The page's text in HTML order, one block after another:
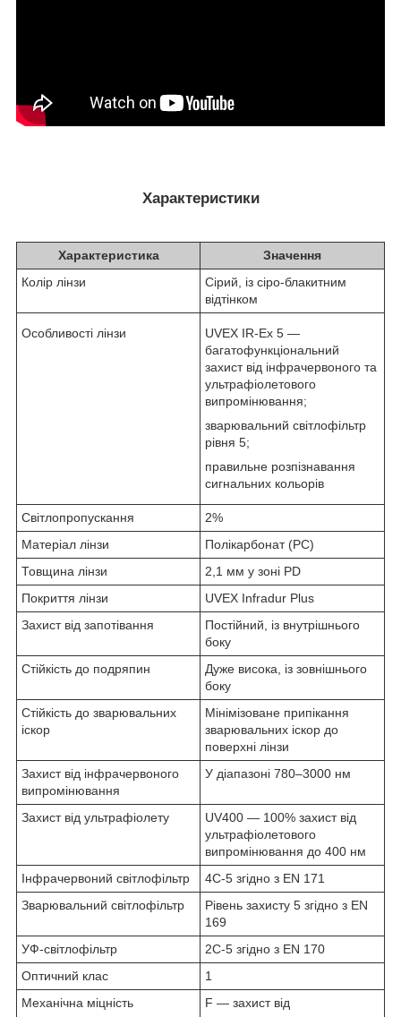
Характеристики
Характеристика
Значення
Колір лінзи
Сірий, із сіро-блакитним
відтінком
Особливості лінзи
UVEX IR-Ex 5 —
багатофункціональний
захист від інфрачервоного та
ультрафіолетового
випромінювання;
зварювальний світлофільтр
рівня 5;
правильне розпізнавання
сигнальних кольорів
Світлопропускання
2%
Матеріал лінзи
Полікарбонат (PC)
Товщина лінзи
2,1 мм у зоні PD
Покриття лінзи
UVEX Infradur Plus
Захист від запотівання
Постійний, із внутрішнього
боку
Стійкість до подряпин
Дуже висока, із зовнішнього
боку
Стійкість до зварювальних
іскор
Мінімізоване припікання
зварювальних іскор до
поверхні лінзи
Захист від інфрачервоного
випромінювання
У діапазоні 780–3000 нм
Захист від ультрафіолету
UV400 — 100% захист від
ультрафіолетового
випромінювання до 400 нм
Інфрачервоний світлофільтр
4C-5 згідно з EN 171
Зварювальний світлофільтр
Рівень захисту 5 згідно з EN
169
УФ-світлофільтр
2C-5 згідно з EN 170
Оптичний клас
1
Механічна міцність
F — захист від